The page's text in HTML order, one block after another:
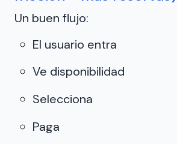
Un buen flujo:
El usuario entra
Ve disponibilidad
Selecciona
Paga